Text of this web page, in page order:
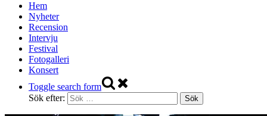
Hem
Nyheter
Recension
Intervju
Festival
Fotogalleri
Konsert
Toggle search form
Sök efter: